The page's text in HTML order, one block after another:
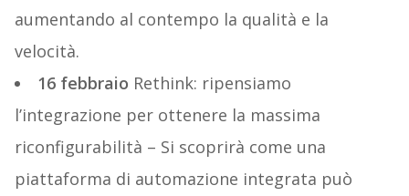
aumentando al contempo la qualità e la
velocità.
16 febbraio Rethink: ripensiamo
l’integrazione per ottenere la massima
riconfigurabilità – Si scoprirà come una
piattaforma di automazione integrata può